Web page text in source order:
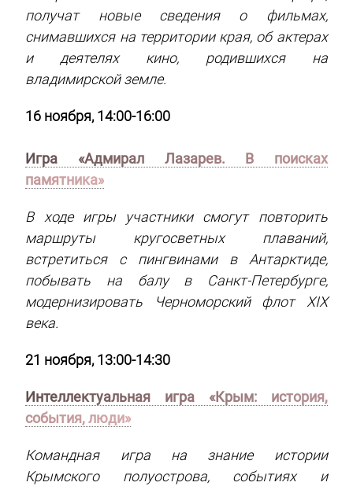
получат новые сведения о фильмах,
снимавшихся на территории края, об актерах
и деятелях кино, родившихся на
владимирской земле.
16 ноября, 14:00-16:00
Игра «Адмирал Лазарев. В поисках
памятника»
В ходе игры участники смогут повторить
маршруты кругосветных плаваний,
встретиться с пингвинами в Антарктиде,
побывать на балу в Санкт-Петербурге,
модернизировать Черноморский флот XIX
века.
21 ноября, 13:00-14:30
Интеллектуальная игра «Крым: история,
события, люди»
Командная игра на знание истории
Крымского полуострова, событиях и